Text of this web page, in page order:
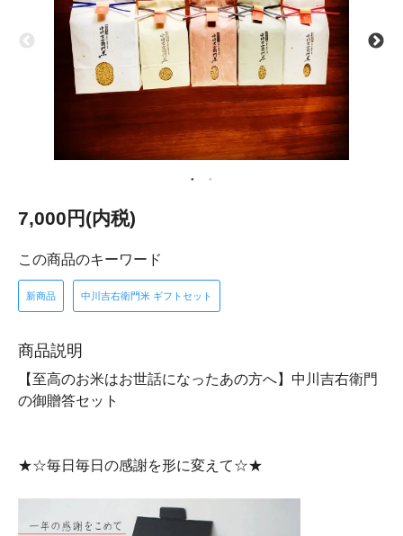
7,000円(内税)
この商品のキーワード
新商品 中川吉右衛門米 ギフトセット
商品説明
【至高のお米はお世話になったあの方へ】中川吉右衛門
の御贈答セット
★☆毎日毎日の感謝を形に変えて☆★